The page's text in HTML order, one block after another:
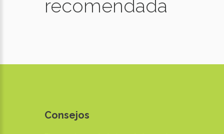
recomendada
Consejos